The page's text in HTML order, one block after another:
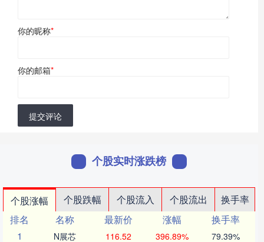
你的昵称*
你的邮箱*
提交评论
个股实时涨跌榜
个股涨幅 个股跌幅 个股流入 个股流出
换手率
排名
名称 最新价 涨幅
换手率
1
N展芯 116.52 396.89% 79.39%